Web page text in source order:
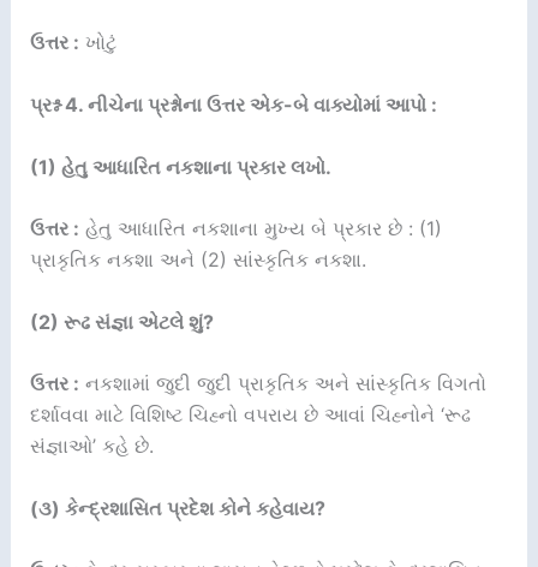
ઉત્તર : ખોટું
પ્રશ્ન 4. નીચેના પ્રશ્નોના ઉત્તર એક-બે વાક્યોમાં આપો :
(1) હેતુ આધારિત નકશાના પ્રકાર લખો.
ઉત્તર : હેતુ આધારિત નકશાના મુખ્ય બે પ્રકાર છે : (1)
પ્રાકૃતિક નકશા અને (2) સાંસ્કૃતિક નકશા.
(2) રૂઢ સંજ્ઞા એટલે શું?
ઉત્તર : નકશામાં જુદી જુદી પ્રાકૃતિક અને સાંસ્કૃતિક વિગતો
દર્શાવવા માટે વિશિષ્ટ ચિહ્નો વપરાય છે આવાં ચિહ્નોને ‘રૂઢ
સંજ્ઞાઓ’ કહે છે.
(૩) કેન્દ્રશાસિત પ્રદેશ કોને કહેવાય?